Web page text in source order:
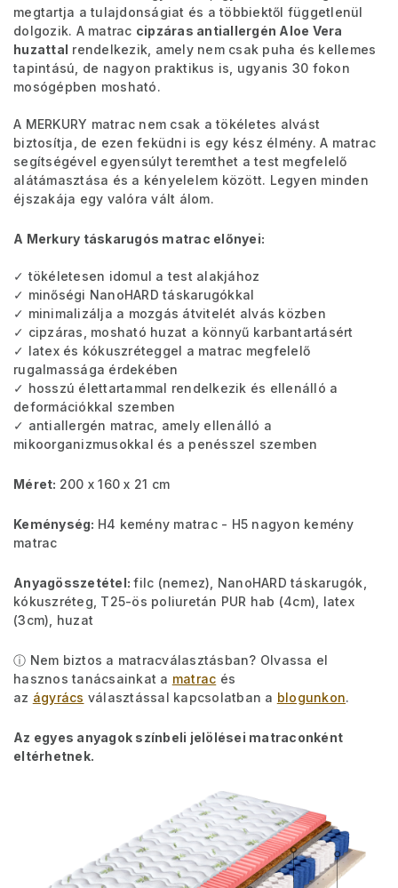
megtartja a tulajdonságiat és a többiektől függetlenül
dolgozik. A matrac cipzáras antiallergén Aloe Vera
huzattal rendelkezik, amely nem csak puha és kellemes
tapintású, de nagyon praktikus is, ugyanis 30 fokon
mosógépben mosható.
A MERKURY matrac nem csak a tökéletes alvást
biztosítja, de ezen feküdni is egy kész élmény. A matrac
segítségével egyensúlyt teremthet a test megfelelő
alátámasztása és a kényelelem között. Legyen minden
éjszakája egy valóra vált álom.
A Merkury táskarugós matrac előnyei:
✓ tökéletesen idomul a test alakjához
✓ minőségi NanoHARD táskarugókkal
✓ minimalizálja a mozgás átvitelét alvás közben
✓ cipzáras, mosható huzat a könnyű karbantartásért
✓ latex és kókuszréteggel a matrac megfelelő
rugalmassága érdekében
✓ hosszú élettartammal rendelkezik és ellenálló a
deformációkkal szemben
✓ antiallergén matrac, amely ellenálló a
mikoorganizmusokkal és a penésszel szemben
Méret: 200 x 160 x 21 cm
Keménység: H4 kemény matrac - H5 nagyon kemény
matrac
Anyagösszetétel:filc (nemez), NanoHARD táskarugók,
kókuszréteg, T25-ös poliuretán PUR hab (4cm), latex
(3cm), huzat
ⓘ Nem biztos a matracválasztásban? Olvassa el
hasznos tanácsainkat a matrac és
az ágyrács választással kapcsolatban a blogunkon.
Az egyes anyagok színbeli jelölései matraconként
eltérhetnek.